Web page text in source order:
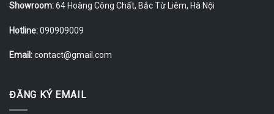
Showroom:64 Hoàng Công Chất, Bắc Từ Liêm, Hà Nội
Hotline:090909009
Email:contact@gmail.com
ĐĂNG KÝ EMAIL